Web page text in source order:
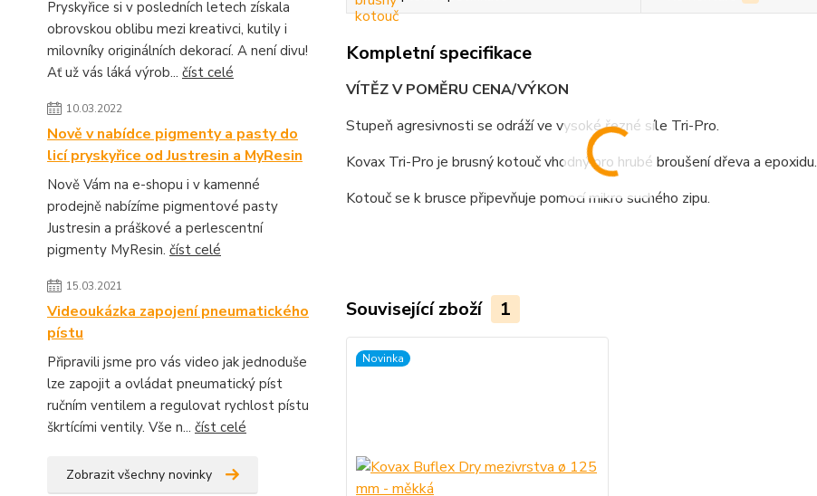
Pryskyřice si v posledních letech získala
obrovskou oblibu mezi kreativci, kutily i
milovníky originálních dekorací. A není divu!
Ať už vás láká výrob... číst celé
10.03.2022
Nově v nabídce pigmenty a pasty do
licí pryskyřice od Justresin a MyResin
Nově Vám na e-shopu i v kamenné
prodejně nabízíme pigmentové pasty
Justresin a práškové a perlescentní
pigmenty MyResin. číst celé
15.03.2021
Videoukázka zapojení pneumatického
pístu
Připravili jsme pro vás video jak jednoduše
lze zapojit a ovládat pneumatický píst
ručním ventilem a regulovat rychlost pístu
škrtícími ventily. Vše n... číst celé
Zobrazit všechny novinky
Kompletní specifikace
VÍTĚZ V POMĚRU CENA/VÝKON
Stupeň agresivnosti se odráží ve vysoké řezné síle Tri-Pro.
Kovax Tri-Pro je brusný kotouč vhodný pro hrubé broušení dřeva a epoxidu.
Kotouč se k brusce připevňuje pomocí mikro suchého zipu.
Související zboží 1
Novinka